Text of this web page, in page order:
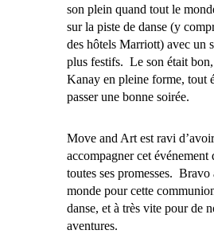
son plein quand tout le
sur la piste de danse (y
des hôtels Marriott) avec un
plus festifs. Le son était
Kanay en pleine forme, tout
passer une bonne soirée.
Move and Art est ravi
accompagner cet événement
toutes ses promesses. Bravo
monde pour cette
danse, et à très vite pour de
aventures.